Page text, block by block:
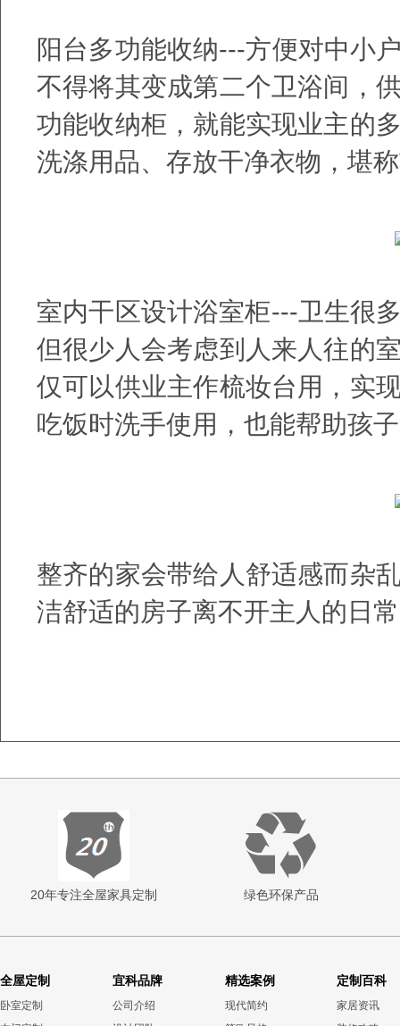
阳台多功能收纳---方便对中小
不得将其变成第二个卫浴间，
功能收纳柜，就能实现业主的
洗涤用品、存放干净衣物，堪
室内干区设计浴室柜---卫生很
但很少人会考虑到人来人往的
仅可以供业主作梳妆台用，实
吃饭时洗手使用，也能帮助孩
整齐的家会带给人舒适感而杂
洁舒适的房子离不开主人的日
20年专注全屋家具定制 绿色环保产品
全屋定制
卧室定制
宜科品牌
公司介绍
精选案例
现代简约
定制百科
家居资讯